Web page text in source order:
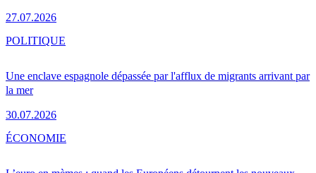
27.07.2026
Une enclave espagnole dépassée par l'afflux de migrants arrivant par
la mer
30.07.2026
POLITIQUE
ÉCONOMIE